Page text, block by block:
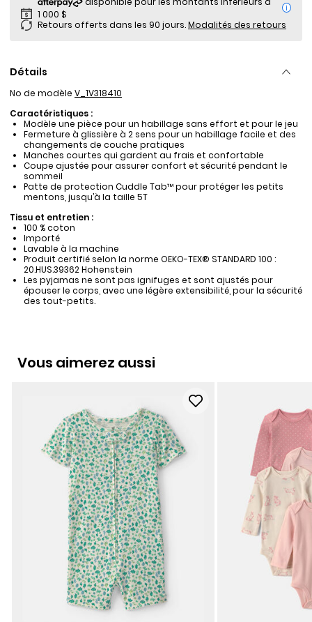
i
Retours offerts dans les 90 jours.Modalités des retours
Détails
No de modèle V_1V318410
Caractéristiques :
Modèle une pièce pour un habillage sans effort et pour le jeu
Fermeture à glissière à 2 sens pour un habillage facile et des
changements de couche pratiques
Manches courtes qui gardent au frais et confortable
Coupe ajustée pour assurer confort et sécurité pendant le
sommeil
Patte de protection Cuddle Tab™ pour protéger les petits
mentons, jusqu’à la taille 5T
Tissu et entretien :
100 % coton
Importé
Lavable à la machine
Produit certifié selon la norme OEKO-TEX® STANDARD 100 :
20.HUS.39362 Hohenstein
Les pyjamas ne sont pas ignifuges et sont ajustés pour
épouser le corps, avec une légère extensibilité, pour la sécurité
des tout-petits.
Vous aimerez aussi